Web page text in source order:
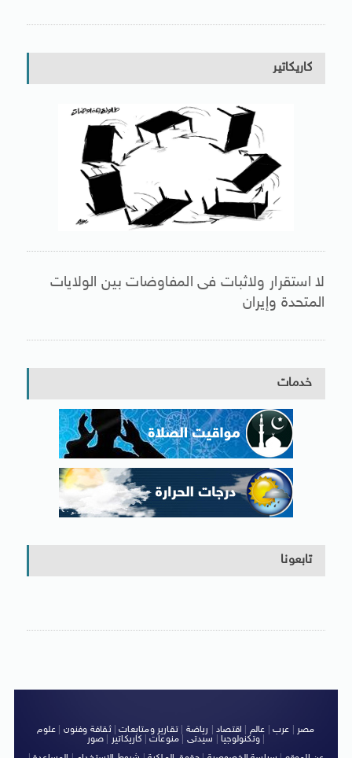
كاريكاتير
لا استقرار ولاثبات فى المفاوضات بين الولايات
المتحدة وإيران
خدمات
تابعونا
مصر عرب عالم اقتصاد رياضة |تقارير ومتابعات|ثقافة وفنون
علوم
وتكنولوجيا| سيدتى منوعات كاريكاتير صور
|